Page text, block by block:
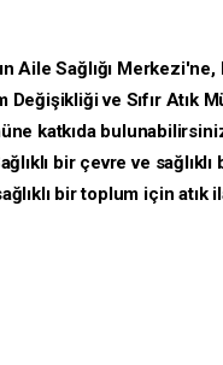
Aile Sağlığı
ve Sıfır Atık
katkıda
bir çevre ve sağlıklı
bir toplum için atık